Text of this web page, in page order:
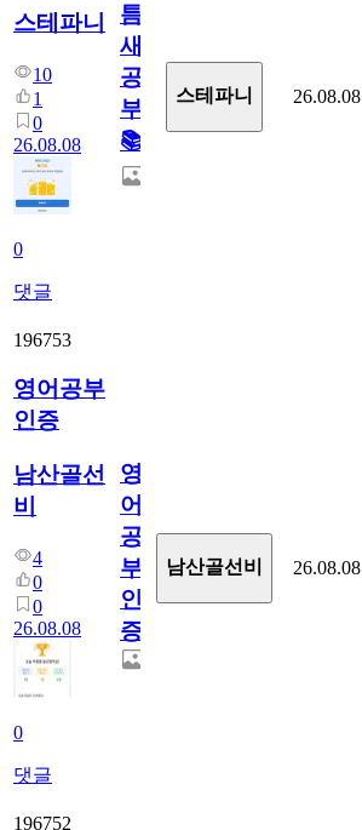
스테파니
10
1
0
26.08.08
0
댓글
틈
새
공
부!
📚
스테파니 26.08.08
196753
영어공부
인증
남산골선
비
4
0
0
26.08.08
0
댓글
영
어
공
부
인
증
남산골선비 26.08.08
196752